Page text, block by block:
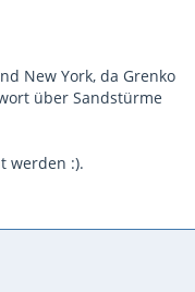
New York, da Grenko
über Sandstürme
werden :).